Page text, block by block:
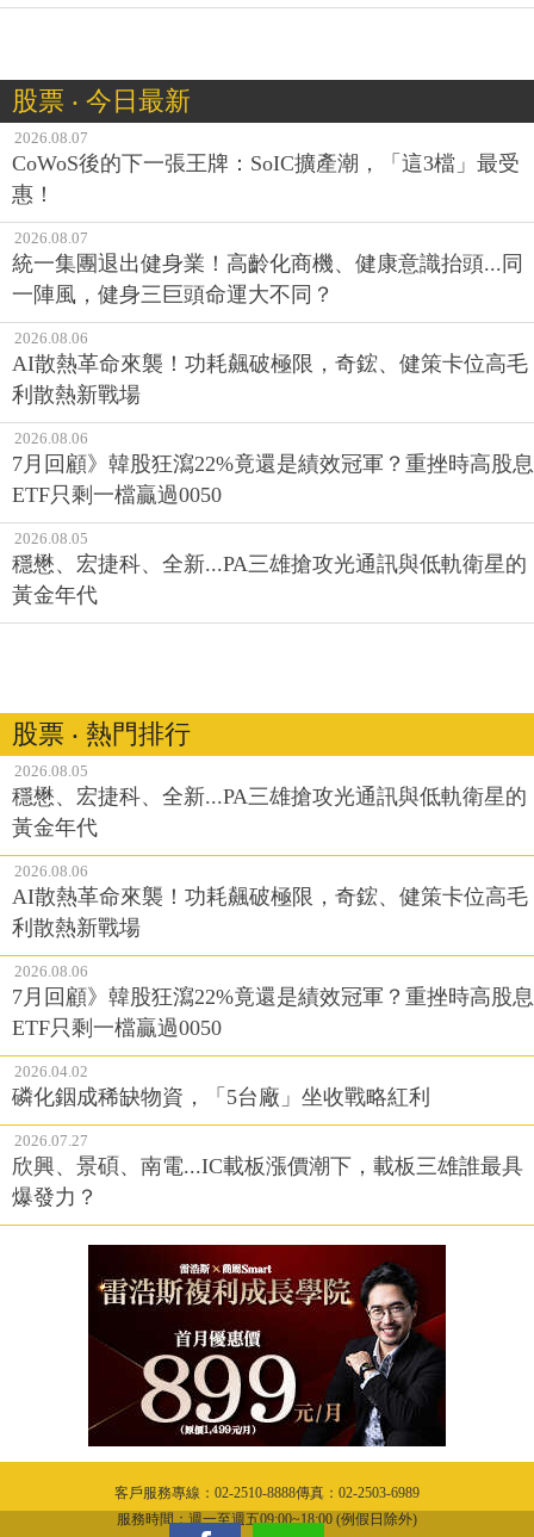
股票 ‧ 今日最新
2026.08.07
CoWoS後的下一張王牌：SoIC擴產潮，「這3檔」最受
惠！
2026.08.07
統一集團退出健身業！高齡化商機、健康意識抬頭...同
一陣風，健身三巨頭命運大不同？
2026.08.06
AI散熱革命來襲！功耗飆破極限，奇鋐、健策卡位高毛
利散熱新戰場
2026.08.06
7月回顧》韓股狂瀉22%竟還是績效冠軍？重挫時高股息
ETF只剩一檔贏過0050
2026.08.05
穩懋、宏捷科、全新...PA三雄搶攻光通訊與低軌衛星的
黃金年代
股票 ‧ 熱門排行
2026.08.05
穩懋、宏捷科、全新...PA三雄搶攻光通訊與低軌衛星的
黃金年代
2026.08.06
AI散熱革命來襲！功耗飆破極限，奇鋐、健策卡位高毛
利散熱新戰場
2026.08.06
7月回顧》韓股狂瀉22%竟還是績效冠軍？重挫時高股息
ETF只剩一檔贏過0050
2026.04.02
磷化銦成稀缺物資，「5台廠」坐收戰略紅利
2026.07.27
欣興、景碩、南電...IC載板漲價潮下，載板三雄誰最具
爆發力？
客戶服務專線：02-2510-8888傳真：02-2503-6989
服務時間：週一至週五09:00~18:00 (例假日除外)